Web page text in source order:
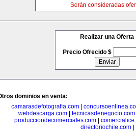
Serán consideradas
Realizar una Oferta
Precio Ofrecido $
dominios en venta:
camarasdefotografia.com|
webdescarga.com| tecnicasdenegocio.com
producciondecomerciales.com|
directoriochile.com|